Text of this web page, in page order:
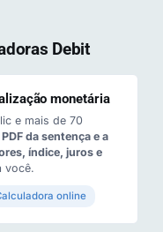
Debit
monetária
e mais de 70
da sentença e a
índice, juros e
você.
online